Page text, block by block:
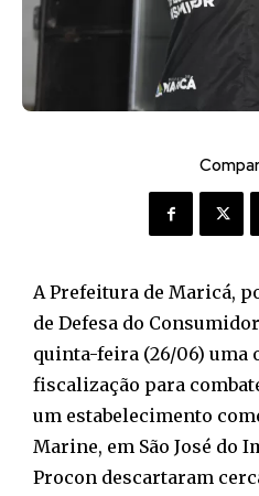
A Prefeitura de Maricá,
de Defesa do
quinta-feira (26/06) uma
fiscalização para
um estabelecimento
Marine, em São José do
Procon descartaram